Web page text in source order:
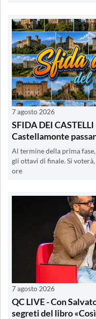
7 agosto 2026
SFIDA DEI
Castellamonte
Al termine della prima
gli ottavi di finale. Si
ore
7 agosto 2026
QC LIVE - Con
segreti del libro